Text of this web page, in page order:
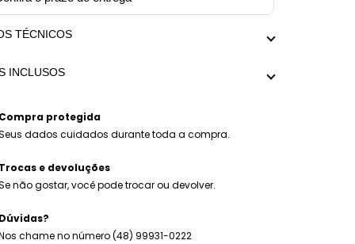
TÉCNICOS
x Maior regulagem 21cm
INCLUSOS
personalizada Mariana Dias Acessórios.
Compra protegida
dados cuidados durante toda a compra.
Trocas e devoluções
não gostar, você pode trocar ou devolver.
Dúvidas?
chame no número (48) 99931-0222